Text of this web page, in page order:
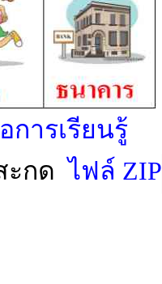
การเรียนรู้
ะกดไฟล์ ZIP